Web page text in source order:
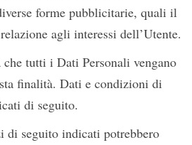
forme pubblicitarie, quali il
agli interessi dell’Utente.
tutti i Dati Personali vengano
finalità. Dati e condizioni di
di seguito.
di seguito indicati potrebbero